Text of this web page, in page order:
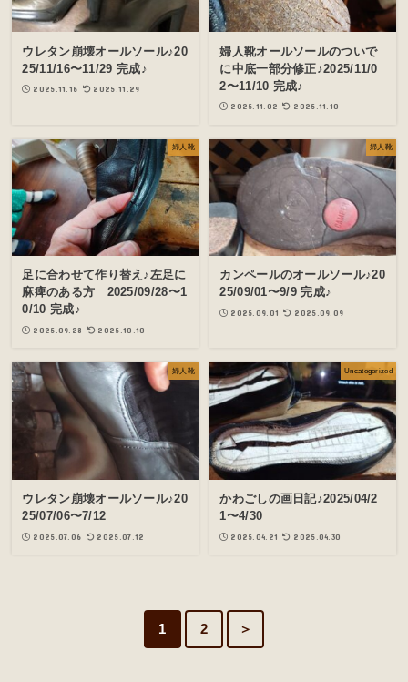
ウレタン崩壊オールソール♪20
25/11/16〜11/29 完成♪
2025.11.16 2025.11.29
婦人靴オールソールのついで
に中底一部分修正♪2025/11/0
2〜11/10 完成♪
2025.11.02 2025.11.10
婦人靴
足に合わせて作り替え♪左足に
麻痺のある方 2025/09/28〜1
0/10 完成♪
2025.09.28 2025.10.10
婦人靴
カンペールのオールソール♪20
25/09/01〜9/9 完成♪
2025.09.01 2025.09.09
婦人靴
ウレタン崩壊オールソール♪20
25/07/06〜7/12
2025.07.06 2025.07.12
Uncategorized
かわごしの画日記♪2025/04/2
1〜4/30
2025.04.21 2025.04.30
1 2 ＞